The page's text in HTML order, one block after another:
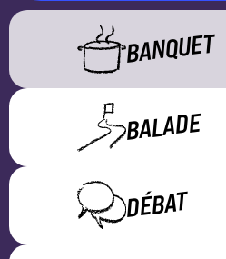
BANQUET
BALADE
DÉBAT